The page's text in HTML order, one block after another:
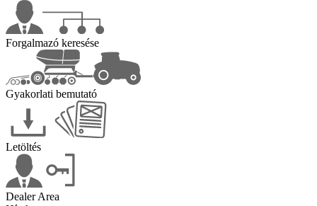
Forgalmazó keresése
Gyakorlati bemutató
Letöltés
Dealer Area